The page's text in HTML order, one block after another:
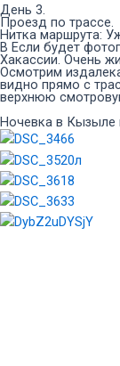
День 3.
Проезд по трассе.
Нитка маршрута:
В Если будет
Хакассии. Очень
Осмотрим
видно прямо с
верхнюю
Ночевка в Кызыле